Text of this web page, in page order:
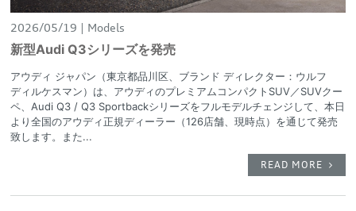
2026/05/19 Models
新型Audi Q3シリーズを発売
アウディ ジャパン（東京都品川区、ブランド ディレクター：ウルフ
ディルケスマン）は、アウディのプレミアムコンパクトSUV／SUVクー
ペ、Audi Q3 / Q3 Sportbackシリーズをフルモデルチェンジして、本日
より全国のアウディ正規ディーラー（126店舗、現時点）を通じて発売
致します。また...
READ MORE